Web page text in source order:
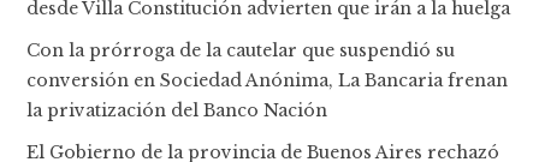
desde Villa Constitución advierten que irán a la huelga
Con la prórroga de la cautelar que suspendió su
conversión en Sociedad Anónima, La Bancaria frenan
la privatización del Banco Nación
El Gobierno de la provincia de Buenos Aires rechazó